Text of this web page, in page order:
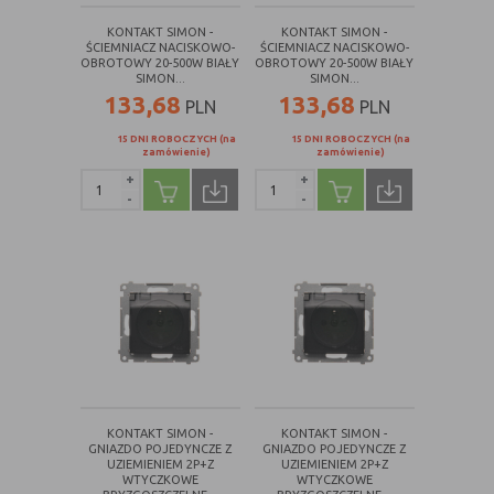
użytkowników
E. Rodzaje cookies ze względu na ingerencję w
prywatność użytkownika:
Rodzaj
Opis
- potrzebne do umożliwienia działania
funkcjonalności witryny, jednak ich
działanie nie ma nic wspólnego ze
śledzeniem użytkownika
informacji pozwalających zidentyfikować
danych konkretnego użytkownika
KONTAKT SIMON -
ŚCIEMNIACZ NACISKOWO-
OBROTOWY 20-500W BIAŁY
SIMON...
133,68 PLN
15 DNI ROBOCZYCH (na
zamówienie)
-
+
KONTAKT SIMON -
ŚCIEMNIACZ NACISKOWO-
OBROTOWY 20-500W BIAŁY
SIMON...
133,68 PLN
15 DNI ROBOCZYCH (na
zamówienie)
-
+
KONTAKT SIMON -
GNIAZDO POJEDYNCZE Z
UZIEMIENIEM 2P+Z
WTYCZKOWE
KONTAKT SIMON -
GNIAZDO POJEDYNCZE Z
UZIEMIENIEM 2P+Z
WTYCZKOWE